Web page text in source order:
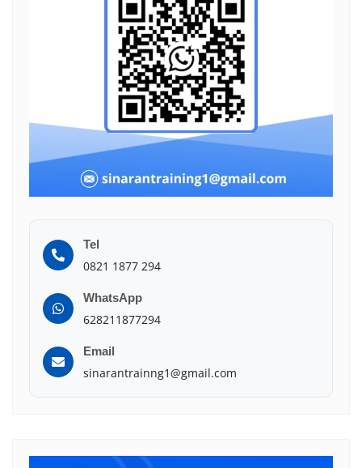
Tel
0821 1877 294
WhatsApp
628211877294
Email
sinarantrainng1@gmail.com